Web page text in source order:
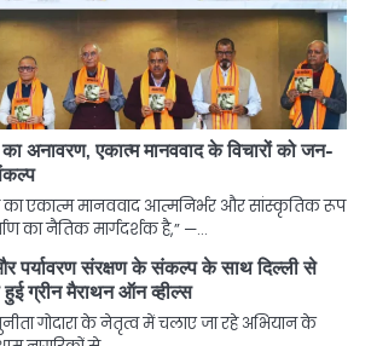
का अनावरण, एकात्म मानववाद के विचारों को जन-
का एकात्म मानववाद आत्मनिर्भर और सांस्कृतिक रूप
का नैतिक मार्गदर्शक है,” —…
पर्यावरण संरक्षण के संकल्प के साथ दिल्ली से
हुई ग्रीन मैराथन ऑन व्हील्स
गोदारा के नेतृत्व में चलाए जा रहे अभियान के